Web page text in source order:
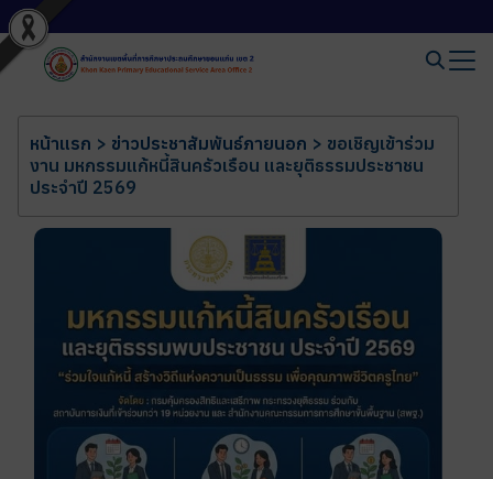
หน้าแรก > ข่าวประชาสัมพันธ์ภายนอก > ขอเชิญเข้าร่วม
งาน มหกรรมแก้หนี้สินครัวเรือน และยุติธรรมประชาชน
ประจำปี 2569